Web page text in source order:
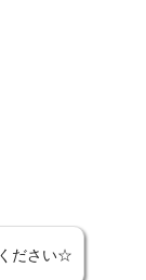
ださい☆